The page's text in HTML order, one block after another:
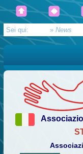
Sei qui: » News